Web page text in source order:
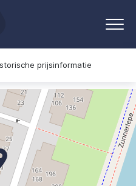
prijsinformatie